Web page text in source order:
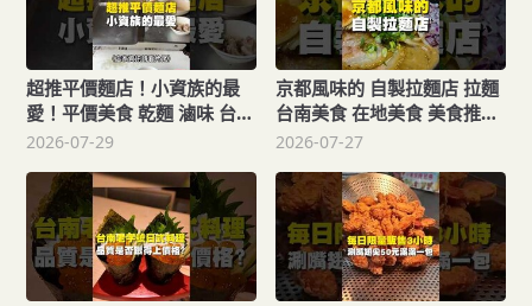
超推平價麵店！小資族的最
愛！平價美食 乾麵 滷味 台南
美食 街頭小吃 美食 美食推薦
streetfood
2026-07-29
京都風味的 自製拉麵店 拉麵
台南美食 在地美食 美食推薦
美食 旅遊 fyp food
灣美食 醬油 豚骨 唐揚雞
2026-07-27